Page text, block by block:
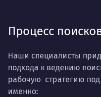
Процесс
Наши специалисты
подхода к ведению
рабочую стратегию
именно: